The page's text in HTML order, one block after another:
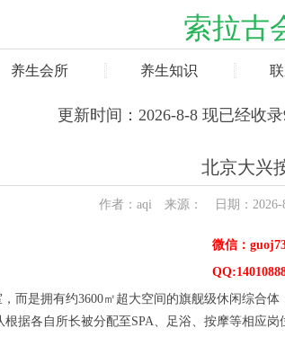
索拉古
养生会所 养生知识
更新时间：2026-8-8 现已经收
北京大兴
作者：aqi 来源： 日期：2026-
微信：
是拥有约3600㎡超大空间的旗舰级休闲综合
据各自所长被分配至SPA、足浴、按摩等相应